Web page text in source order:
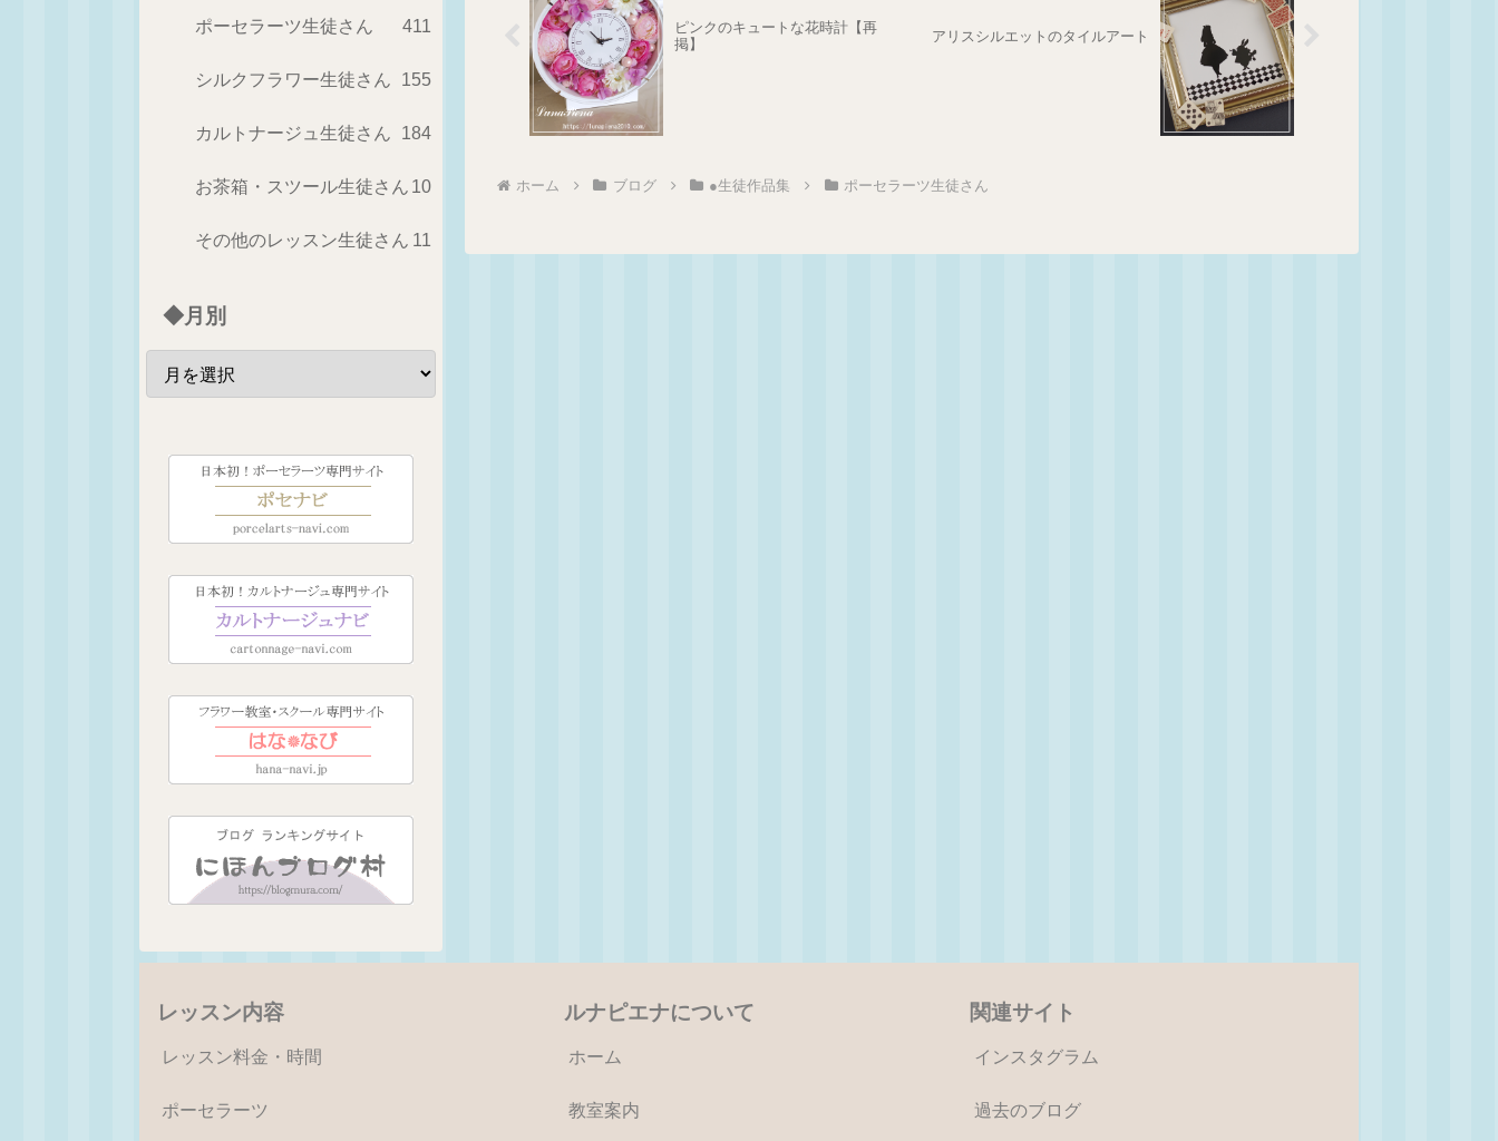
ピンクのキュートな花時計【再
掲】
アリスシルエットのタイルアート
ホーム ブログ ●生徒作品集 ポーセラーツ生徒さん
ポーセラーツ生徒さん 411
シルクフラワー生徒さん 155
カルトナージュ生徒さん 184
お茶箱・スツール生徒さん 10
その他のレッスン生徒さん 11
◆月別
レッスン内容
レッスン料金・時間
ポーセラーツ
ルナピエナについて
ホーム
教室案内
関連サイト
インスタグラム
過去のブログ